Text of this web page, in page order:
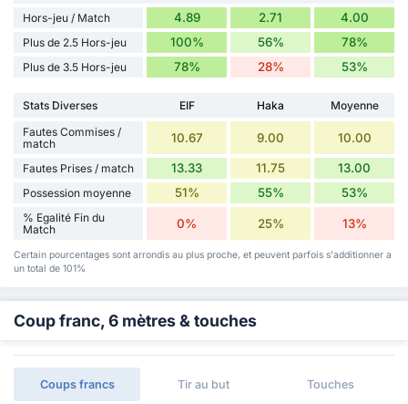
Hors-jeu / Match
4.89 2.71 4.00
Plus de 2.5 Hors-jeu 100% 56% 78%
Plus de 3.5 Hors-jeu 78% 28% 53%
Stats Diverses EIF Haka
Moyenne
Fautes Commises /
match
10.67 9.00 10.00
Fautes Prises / match 13.33 11.75 13.00
Possession moyenne 51% 55% 53%
% Egalité Fin du
Match
0% 25% 13%
Certain pourcentages sont arrondis au plus proche, et peuvent parfois s'additionner a
un total de 101%
Coup franc, 6 mètres & touches
Coups francs Tir au but Touches